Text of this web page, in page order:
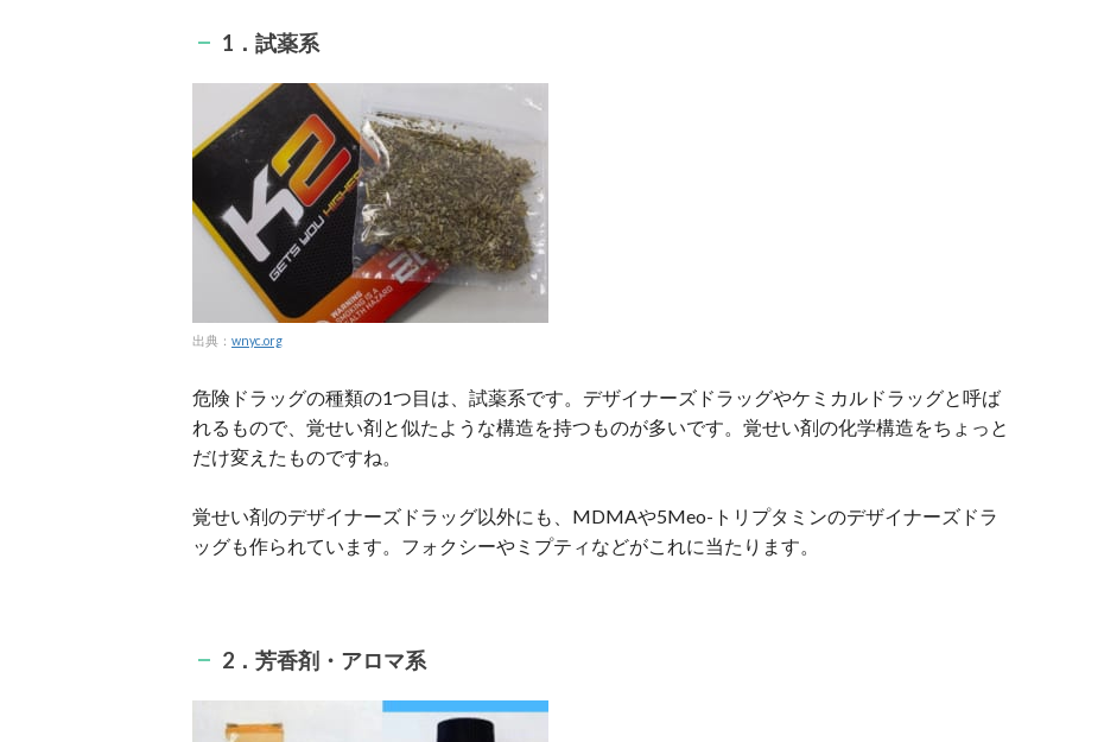
1．試薬系
出典： wnyc.org
危険ドラッグの種類の1つ目は、試薬系です。デザイナーズドラッグやケミカルドラッグと呼ば
れるもので、覚せい剤と似たような構造を持つものが多いです。覚せい剤の化学構造をちょっと
だけ変えたものですね。
覚せい剤のデザイナーズドラッグ以外にも、MDMAや5Meo-トリプタミンのデザイナーズドラ
ッグも作られています。フォクシーやミプティなどがこれに当たります。
2．芳香剤・アロマ系